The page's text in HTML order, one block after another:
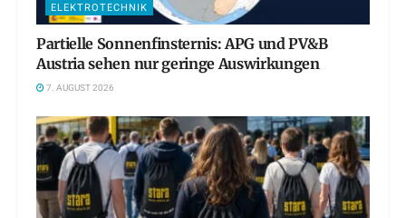
ELEKTROTECHNIK
Partielle Sonnenfinsternis: APG und PV&B
Austria sehen nur geringe Auswirkungen
7. AUGUST 2026